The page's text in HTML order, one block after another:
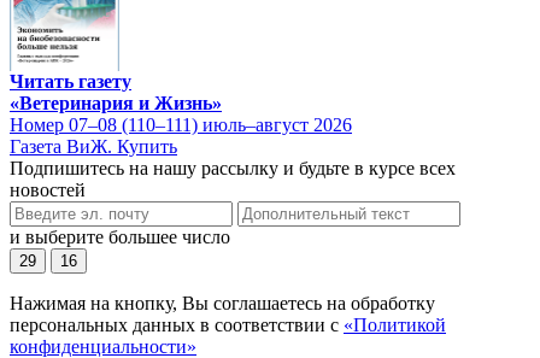
Читать газету
«Ветеринария и Жизнь»
Номер 07–08 (110–111) июль–август 2026
Газета ВиЖ. Купить
Подпишитесь на нашу рассылку и будьте в курсе всех
новостей
и выберите большее число
29 16
Нажимая на кнопку, Вы соглашаетесь на обработку
персональных данных в соответствии с «Политикой
конфиденциальности»